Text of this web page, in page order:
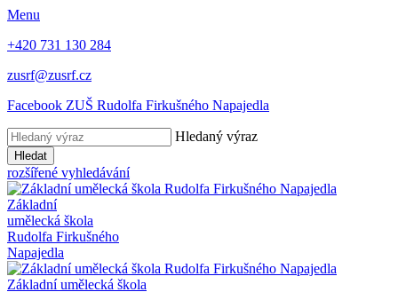
Menu
+420 731 130 284
zusrf@zusrf.cz
Facebook ZUŠ Rudolfa Firkušného Napajedla
Hledaný výraz
Hledat
rozšířené vyhledávání
Základní
umělecká škola
Rudolfa Firkušného
Napajedla
Základní umělecká škola